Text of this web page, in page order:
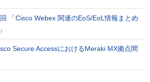
「Cisco Webex 関連のEoS/EoL情報まとめ
Secure AccessにおけるMeraki MX拠点間